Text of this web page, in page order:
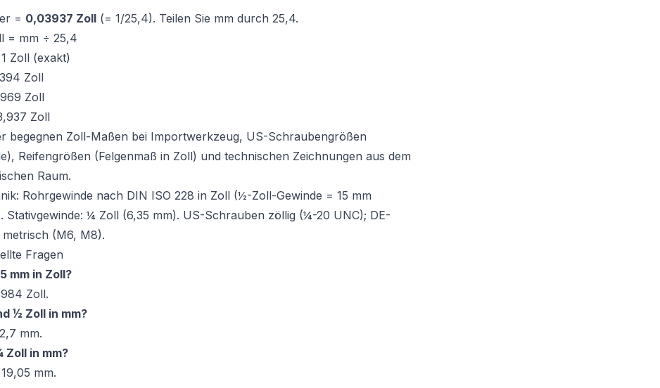
= 0,03937 Zoll (= 1/25,4). Teilen Sie mm durch 25,4.
= mm ÷ 25,4
Zoll (exakt)
Zoll
Zoll
Zoll
begegnen Zoll-Maßen bei Importwerkzeug, US-Schraubengrößen
Reifengrößen (Felgenmaß in Zoll) und technischen Zeichnungen aus dem
Raum.
Rohrgewinde nach DIN ISO 228 in Zoll (½-Zoll-Gewinde = 15 mm
Stativgewinde: ¼ Zoll (6,35 mm). US-Schrauben zöllig (¼-20 UNC); DE-
(M6, M8).
Fragen
mm in Zoll?
Zoll.
½ Zoll in mm?
mm.
Zoll in mm?
mm.